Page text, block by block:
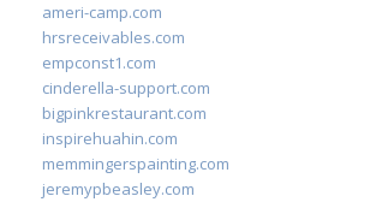
ameri-camp.com
hrsreceivables.com
empconst1.com
cinderella-support.com
bigpinkrestaurant.com
inspirehuahin.com
memmingerspainting.com
jeremypbeasley.com